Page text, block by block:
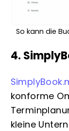
So kann die
4.
konforme
kleine